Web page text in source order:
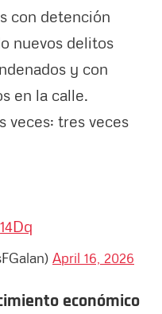
con detención
nuevos delitos
y con
en la calle.
veces: tres veces
April 16, 2026
económico